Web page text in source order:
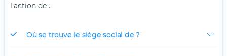
l'action de .
Où se trouve le siège social de ?